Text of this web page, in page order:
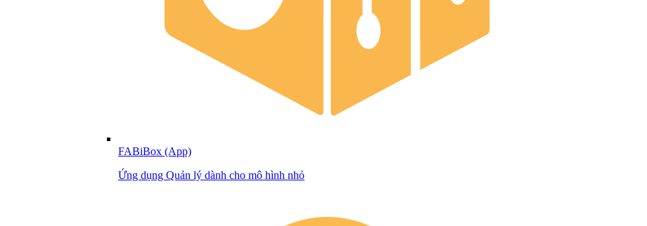
FABiBox (App)
Ứng dụng Quản lý dành cho mô hình nhỏ